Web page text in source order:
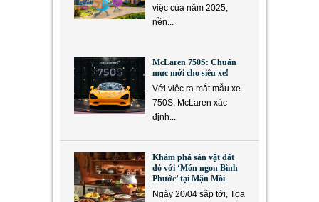
việc của năm 2025,
nền...
McLaren 750S: Chuẩn
mực mới cho siêu xe!
Với việc ra mắt mẫu xe
750S, McLaren xác
định...
Khám phá sản vật đất
đỏ với ‘Món ngon Bình
Phước’ tại Mặn Mòi
Ngày 20/04 sắp tới, Tọa